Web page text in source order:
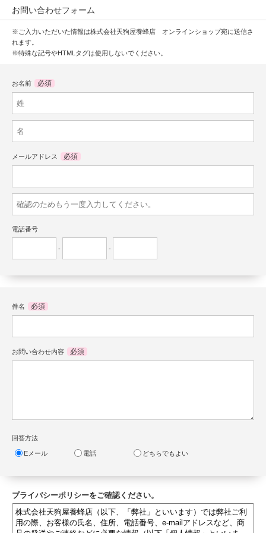
お問い合わせフォーム
※ご入力いただいた情報は株式会社天狗屋養蜂店 オンラインショップ宛に送信さ
れます。
※特殊な記号やHTMLタグは使用しないでください。
お名前 必須
メールアドレス 必須
電話番号
- -
件名 必須
お問い合わせ内容 必須
回答方法
Eメール 電話 どちらでもよい
プライバシーポリシーをご確認ください。